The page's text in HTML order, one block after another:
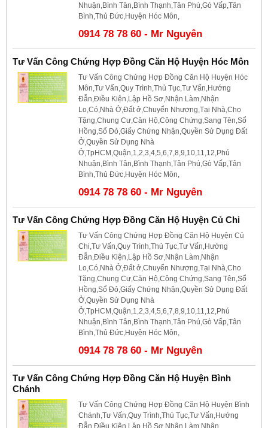
Nhuận,Bình Tân,Bình Thạnh,Tân Phú,Gò Vấp,Tân
Bình,Thủ Đức,Huyện Hóc Môn,
0914 78 78 60 - Mr Nguyên
Tư Vấn Công Chứng Hợp Đồng Căn Hộ Huyện Hóc Môn
Tư Vấn Công Chứng Hợp Đồng Căn Hộ Huyện Hóc
Môn,Tư Vấn,Quy Trình,Thủ Tục,Tư Vấn,Hướng
Đẫn,Điều Kiện,Lập Hồ Sơ,Nhận Làm,Nhận
Lo,Có,Nhà Ở,Đất ở,Chuyển Nhượng,Tại Nhà,Cho
Tặng,Chung Cư,Căn Hộ,Công Chứng,Sang Tên,Sổ
Hồng,Sổ Đỏ,Giấy Chứng Nhận,Quyền Sử Dụng Đất
Ở,Quyền Sử Dụng Nhà
Ở,TpHCM,Quận,1,2,3,4,5,6,7,8,9,10,11,12,Phú
Nhuận,Bình Tân,Bình Thạnh,Tân Phú,Gò Vấp,Tân
Bình,Thủ Đức,Huyện Hóc Môn,
0914 78 78 60 - Mr Nguyên
Tư Vấn Công Chứng Hợp Đồng Căn Hộ Huyện Củ Chi
Tư Vấn Công Chứng Hợp Đồng Căn Hộ Huyện Củ
Chi,Tư Vấn,Quy Trình,Thủ Tục,Tư Vấn,Hướng
Đẫn,Điều Kiện,Lập Hồ Sơ,Nhận Làm,Nhận
Lo,Có,Nhà Ở,Đất ở,Chuyển Nhượng,Tại Nhà,Cho
Tặng,Chung Cư,Căn Hộ,Công Chứng,Sang Tên,Sổ
Hồng,Sổ Đỏ,Giấy Chứng Nhận,Quyền Sử Dụng Đất
Ở,Quyền Sử Dụng Nhà
Ở,TpHCM,Quận,1,2,3,4,5,6,7,8,9,10,11,12,Phú
Nhuận,Bình Tân,Bình Thạnh,Tân Phú,Gò Vấp,Tân
Bình,Thủ Đức,Huyện Hóc Môn,
0914 78 78 60 - Mr Nguyên
Tư Vấn Công Chứng Hợp Đồng Căn Hộ Huyện Bình
Chánh
Tư Vấn Công Chứng Hợp Đồng Căn Hộ Huyện Bình
Chánh,Tư Vấn,Quy Trình,Thủ Tục,Tư Vấn,Hướng
Đẫn,Điều Kiện,Lập Hồ Sơ,Nhận Làm,Nhận